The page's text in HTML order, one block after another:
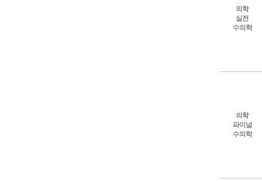
의학
실전
수의학
의학
파이널
수의학